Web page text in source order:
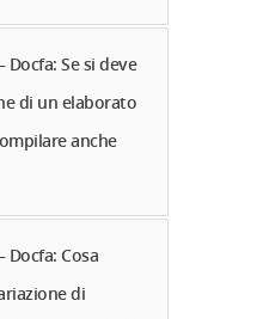
Docfa: Se si deve
di un elaborato
anche
Docfa: Cosa
di